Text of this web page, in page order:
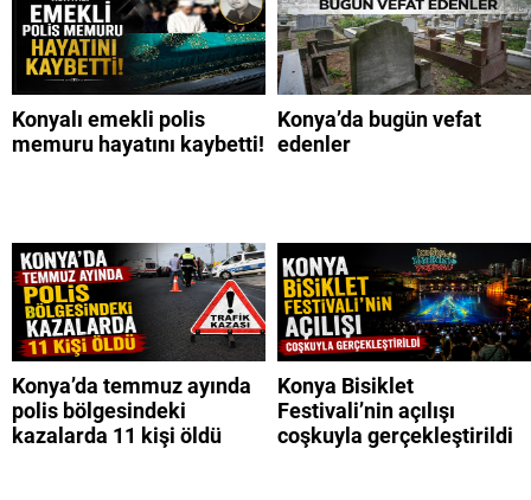
Konyalı emekli polis
memuru hayatını kaybetti!
Konya’da bugün vefat
edenler
Konya’da temmuz ayında
polis bölgesindeki
kazalarda 11 kişi öldü
Konya Bisiklet
Festivali’nin açılışı
coşkuyla gerçekleştirildi